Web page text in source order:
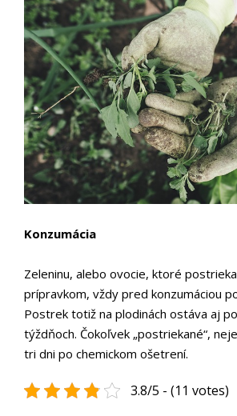
Konzumácia
Zeleninu, alebo ovocie, ktoré
prípravkom, vždy pred konzumáciou
Postrek totiž na plodinách ostáva aj
týždňoch. Čokoľvek „postriekané“,
tri dni po chemickom ošetrení.
3.8/5 - (11 votes)